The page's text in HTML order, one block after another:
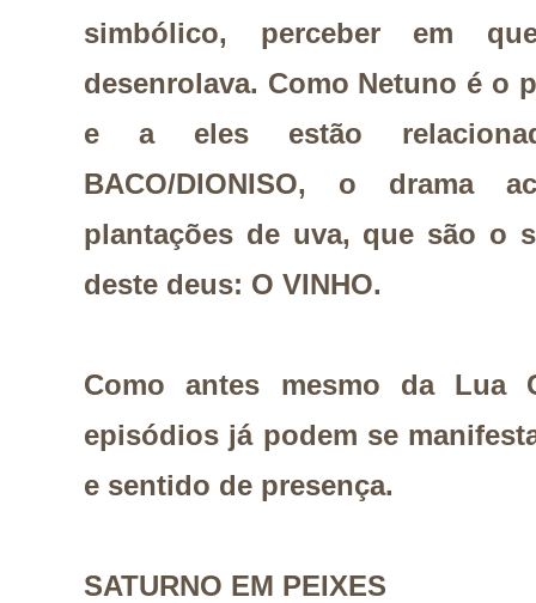
simbólico, perceber em
desenrolava. Como Netuno é o
e a eles estão
BACO/DIONISO, o drama
plantações de uva, que são o
deste deus: O VINHO.
Como antes mesmo da Lua
episódios já podem se
e sentido de presença.
SATURNO EM PEIXES